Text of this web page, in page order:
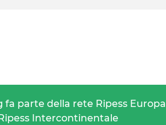
fa parte della rete Ripess Europa
Intercontinentale